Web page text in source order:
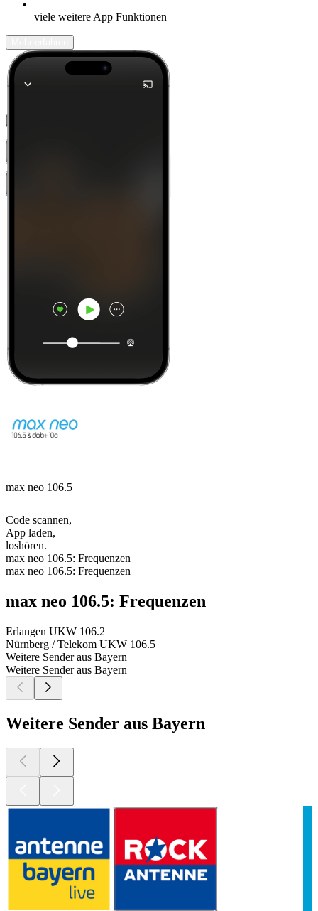
viele weitere App Funktionen
max neo 106.5
Code scannen,
App laden,
loshören.
max neo 106.5: Frequenzen
max neo 106.5: Frequenzen
max neo 106.5: Frequenzen
Erlangen UKW 106.2
Nürnberg / Telekom UKW 106.5
Weitere Sender aus Bayern
Weitere Sender aus Bayern
Weitere Sender aus Bayern